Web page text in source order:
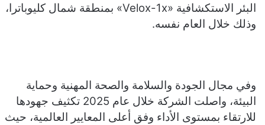
البئر الاستكشافية «Velox-1x» بمنطقة شمال كليوباترا،
وذلك خلال العام نفسه.
وفي مجال الجودة والسلامة والصحة المهنية وحماية
البيئة، واصلت الشركة خلال عام 2025 تكثيف جهودها
للارتقاء بمستوى الأداء وفق أعلى المعايير العالمية، حيث